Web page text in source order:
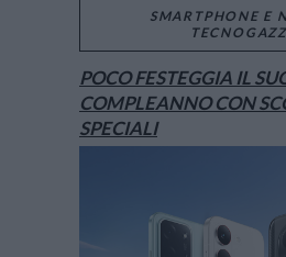
SMARTPHONE E
POCO FESTEGGIA IL
COMPLEANNO CON
SPECIALI